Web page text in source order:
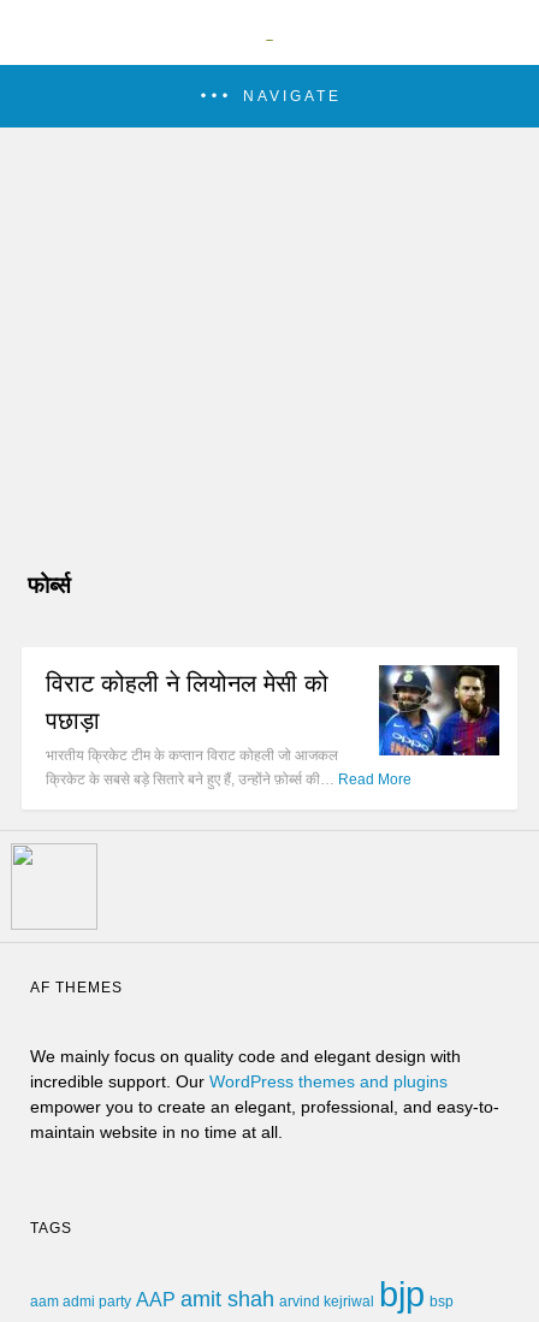
NAVIGATE
फोर्ब्स
विराट कोहली ने लियोनल मेसी को
पछाड़ा
भारतीय क्रिकेट टीम के कप्तान विराट कोहली जो आजकल
क्रिकेट के सबसे बड़े सितारे बने हुए हैं, उन्होंने फ़ोर्ब्स की… Read More
AF THEMES
We mainly focus on quality code and elegant design with
incredible support. Our WordPress themes and plugins
empower you to create an elegant, professional, and easy-to-
maintain website in no time at all.
TAGS
aam admi party AAP amit shah arvind kejriwal bjp bsp